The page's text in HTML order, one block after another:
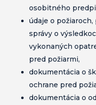
osobitného
údaje o
správy o
vykonaných
pred požiarmi,
dokumentácia o
ochrane pred
dokumentácia o